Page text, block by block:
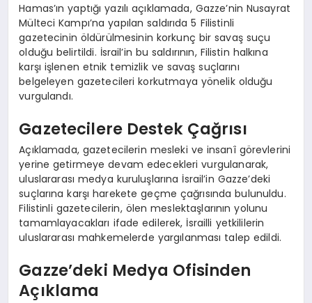
Hamas’ın yaptığı yazılı açıklamada, Gazze’nin Nusayrat
Mülteci Kampı’na yapılan saldırıda 5 Filistinli
gazetecinin öldürülmesinin korkunç bir savaş suçu
olduğu belirtildi. İsrail’in bu saldırının, Filistin halkına
karşı işlenen etnik temizlik ve savaş suçlarını
belgeleyen gazetecileri korkutmaya yönelik olduğu
vurgulandı.
Gazetecilere Destek Çağrısı
Açıklamada, gazetecilerin mesleki ve insanî görevlerini
yerine getirmeye devam edecekleri vurgulanarak,
uluslararası medya kuruluşlarına İsrail’in Gazze’deki
suçlarına karşı harekete geçme çağrısında bulunuldu.
Filistinli gazetecilerin, ölen meslektaşlarının yolunu
tamamlayacakları ifade edilerek, İsrailli yetkililerin
uluslararası mahkemelerde yargılanması talep edildi.
Gazze’deki Medya Ofisinden
Açıklama